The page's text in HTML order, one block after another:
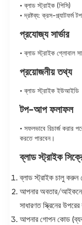
• ব্লাড স্ট্রাইক (পিসি)
• দ্রষ্টব্য: ক্রস-প্ল্যাটফর্ম
প্রযোজ্য সার্ভার
• ব্লাড স্ট্রাইক গ্লোবাল
প্রয়োজনীয় তথ্য
• ব্লাড স্ট্রাইক ইউআইডি
টপ-আপ ফলাফল
• সফলভাবে রিচার্জ করার
করতে পারবেন।
ব্লাড স্ট্রাইক
ব্লাড স্ট্রাইক চালু করুন
আপনার অবতার/আইকনে
সাধারণত স্ক্রিনের
আপনার গোপন কোড